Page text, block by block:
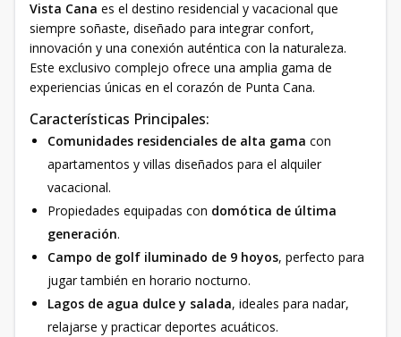
Vista Cana es el destino residencial y vacacional que
siempre soñaste, diseñado para integrar confort,
innovación y una conexión auténtica con la naturaleza.
Este exclusivo complejo ofrece una amplia gama de
experiencias únicas en el corazón de Punta Cana.
Características Principales:
Comunidades residenciales de alta gama con
apartamentos y villas diseñados para el alquiler
vacacional.
Propiedades equipadas con domótica de última
generación.
Campo de golf iluminado de 9 hoyos, perfecto para
jugar también en horario nocturno.
Lagos de agua dulce y salada, ideales para nadar,
relajarse y practicar deportes acuáticos.